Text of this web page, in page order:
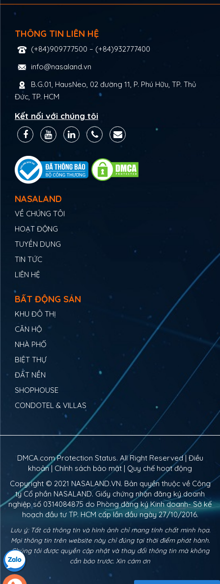
THÔNG TIN LIÊN HỆ
(+84)909777500 – (+84)932777400
info@nasaland.vn
B.G.01, HausNeo, 02 đường 11, P. Phú Hữu, TP. Thủ
Đức, TP. HCM
Kết nối với chúng tôi
NASALAND
VỀ CHÚNG TÔI
HOẠT ĐỘNG
TUYỂN DỤNG
TIN TỨC
LIÊN HỆ
BẤT ĐỘNG SẢN
KHU ĐÔ THỊ
CĂN HỘ
NHÀ PHỐ
BIỆT THỰ
ĐẤT NỀN
SHOPHOUSE
CONDOTEL & VILLAS
DMCA.com Protection Status. All Right Reserved | Điều
khoản| Chính sách bảo mật | Quy chế hoạt động
Copyright © 2021 NASALAND.VN. Bản quyền thuộc về Công
ty Cổ phần NASALAND. Giấy chứng nhận đăng ký doanh
nghiệp số 0314084875 do Phòng đăng ký Kinh doanh- Sở kế
hoạch đầu tư TP. HCM cấp lần đầu ngày 27/10/2016.
Lưu ý: Tất cả thông tin và hình ảnh chỉ mang tính chất minh họa.
Mọi thông tin trên website này chỉ đúng tại thời điểm phát hành.
Chúng tôi được quyền cập nhật và thay đổi thông tin mà không
cần báo trước. Xin cám ơn